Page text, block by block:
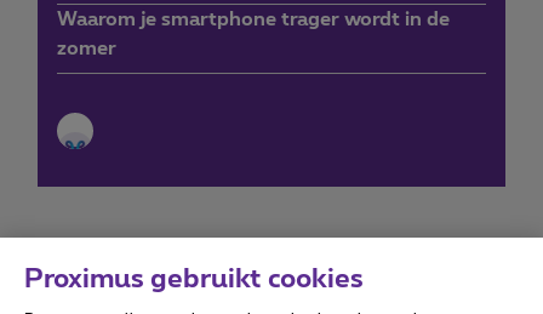
Waarom je smartphone trager wordt in de
zomer
Proximus gebruikt cookies